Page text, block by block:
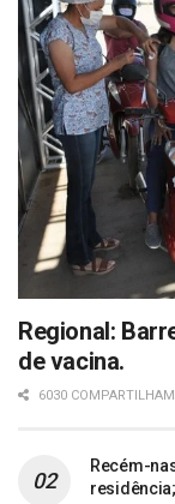
Regional:
de vacina.
6030
Recém-